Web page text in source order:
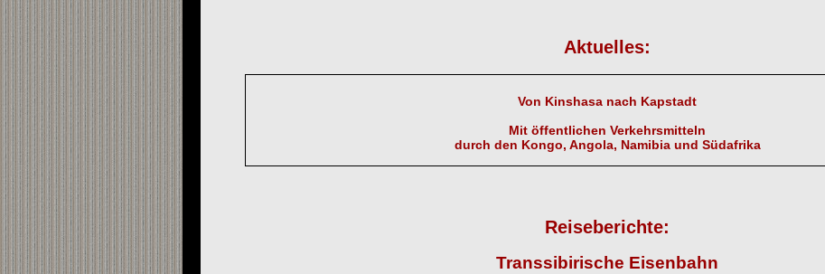
Aktuelles:
Von Kinshasa nach Kapstadt
Mit öffentlichen Verkehrsmitteln
durch den Kongo, Angola, Namibia und Südafrika
Reiseberichte:
Transsibirische Eisenbahn